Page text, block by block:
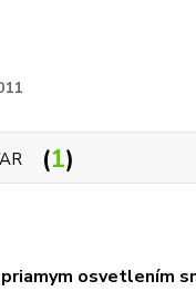
1
osvetlením